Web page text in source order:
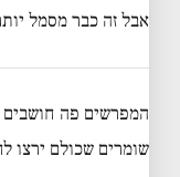
אבל זה כבר מסמל
המפרשים פה
שומרים שכולם ירצו